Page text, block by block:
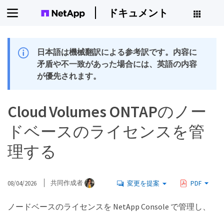
ドキュメント
日本語は機械翻訳による参考訳です。内容に
矛盾や不一致があった場合には、英語の内容
が優先されます。
Cloud Volumes ONTAPのノー
ドベースのライセンスを管
理する
08/04/2026 共同作成者 変更を提案 PDF
ノードベースのライセンスを NetApp Console で管理し、